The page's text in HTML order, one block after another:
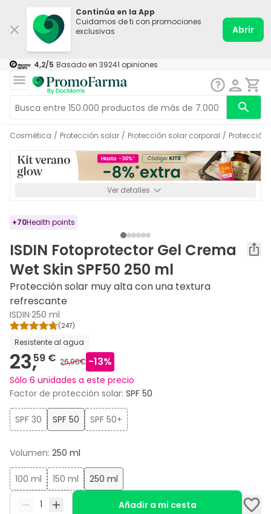
Continúa en la App
Cuidamos de ti con promociones
exclusivas
Abrir
4,2/5 Basado en 39241 opiniones
Cosmética / Protección solar / Protección solar corporal /
Ver detalles
+70Health points
ISDIN Fotoprotector Gel Crema
Wet Skin SPF50 250 ml
Protección solar muy alta con una textura
refrescante
ISDIN·250 ml
(247)
Resistente al agua
23,59 € 26,96€ -13%
Sólo 6 unidades a este precio
Factor de protección solar: SPF 50
SPF 30 SPF 50 SPF 50+
Volumen: 250 ml
100 ml 150 ml 250 ml
Añadir a mi cesta